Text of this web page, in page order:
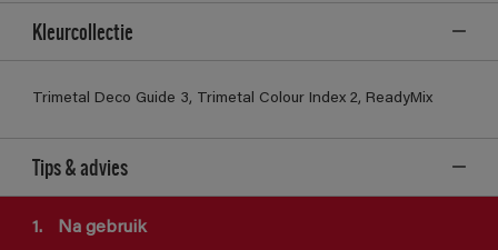
Kleurcollectie
Trimetal Deco Guide 3, Trimetal Colour Index 2, ReadyMix
Tips & advies
1. Na gebruik